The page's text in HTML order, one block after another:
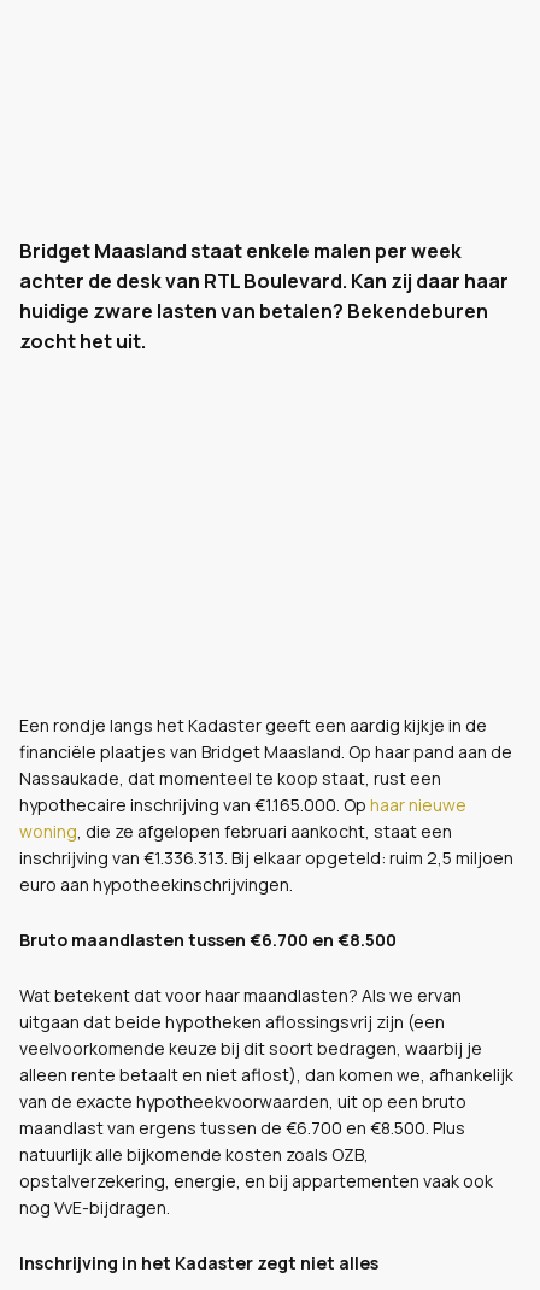
Bridget Maasland staat enkele malen per week
achter de desk van RTL Boulevard. Kan zij daar haar
huidige zware lasten van betalen? Bekendeburen
zocht het uit.
Een rondje langs het Kadaster geeft een aardig kijkje in de
financiële plaatjes van Bridget Maasland. Op haar pand aan de
Nassaukade, dat momenteel te koop staat, rust een
hypothecaire inschrijving van €1.165.000. Op haar nieuwe
woning, die ze afgelopen februari aankocht, staat een
inschrijving van €1.336.313. Bij elkaar opgeteld: ruim 2,5 miljoen
euro aan hypotheekinschrijvingen.
Bruto maandlasten tussen €6.700 en €8.500
Wat betekent dat voor haar maandlasten? Als we ervan
uitgaan dat beide hypotheken aflossingsvrij zijn (een
veelvoorkomende keuze bij dit soort bedragen, waarbij je
alleen rente betaalt en niet aflost), dan komen we, afhankelijk
van de exacte hypotheekvoorwaarden, uit op een bruto
maandlast van ergens tussen de €6.700 en €8.500. Plus
natuurlijk alle bijkomende kosten zoals OZB,
opstalverzekering, energie, en bij appartementen vaak ook
nog VvE-bijdragen.
Inschrijving in het Kadaster zegt niet alles